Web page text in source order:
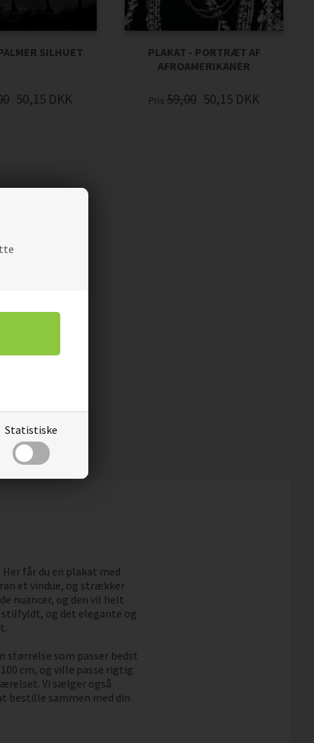
Statistiske
SILHUET
50,15 DKK
PLAKAT - PORTRÆT AF
AFROAMERIKANER
Pris 59,00 50,15 DKK
får du en plakat med
et vindue, og strækker
nuancer, og den vil helt
og det elegante og
størrelse som passer bedst
cm, og ville passe rigtig
Vi sælger også
bestille sammen med din